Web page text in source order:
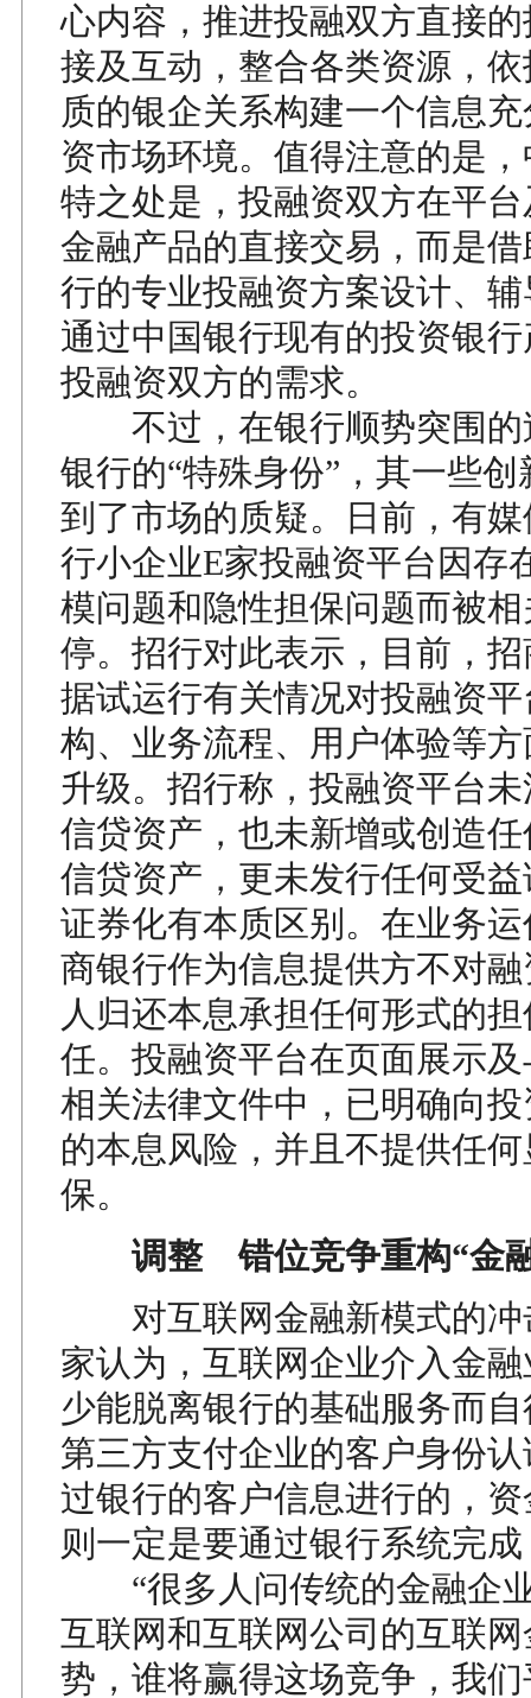
心内容，推进投融双方直接
接及互动，整合各类资源，
质的银企关系构建一个信息
资市场环境。值得注意的是
特之处是，投融资双方在平
金融产品的直接交易，而是
行的专业投融资方案设计、
通过中国银行现有的投资银
投融资双方的需求。
不过，在银行顺势突围的
银行的“特殊身份”，其一些
到了市场的质疑。日前，有
行小企业E家投融资平台因存
模问题和隐性担保问题而被
停。招行对此表示，目前，
据试运行有关情况对投融资
构、业务流程、用户体验等
升级。招行称，投融资平台
信贷资产，也未新增或创造
信贷资产，更未发行任何受
证券化有本质区别。在业务
商银行作为信息提供方不对
人归还本息承担任何形式的
任。投融资平台在页面展示
相关法律文件中，已明确向
的本息风险，并且不提供任
保。
调整 错位竞争重构“金
对互联网金融新模式的冲
家认为，互联网企业介入金
少能脱离银行的基础服务而
第三方支付企业的客户身份
过银行的客户信息进行的，
则一定是要通过银行系统完
“很多人问传统的金融企
互联网和互联网公司的互联
势，谁将赢得这场竞争，我